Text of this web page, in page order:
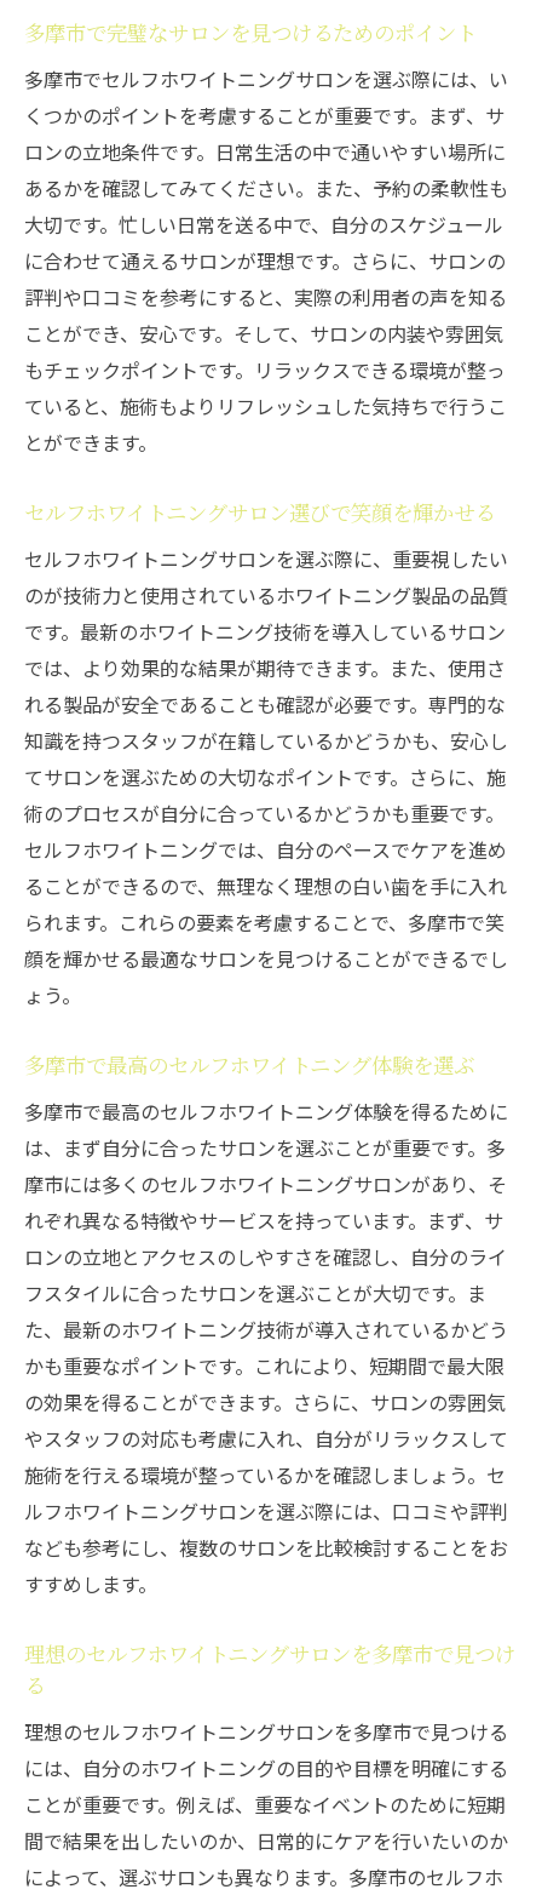
ルフホワイトニング
多摩市でセルフホワイトニングを選ぶ際の
ポイント
セルフホワイトニングを多摩市で選ぶ理由
とその価値
多摩市で完璧なサロンを見つけるためのポイント
多摩市でセルフホワイトニングサロンを選ぶ際には、い
くつかのポイントを考慮することが重要です。まず、サ
ロンの立地条件です。日常生活の中で通いやすい場所に
あるかを確認してみてください。また、予約の柔軟性も
大切です。忙しい日常を送る中で、自分のスケジュール
に合わせて通えるサロンが理想です。さらに、サロンの
評判や口コミを参考にすると、実際の利用者の声を知る
ことができ、安心です。そして、サロンの内装や雰囲気
もチェックポイントです。リラックスできる環境が整っ
ていると、施術もよりリフレッシュした気持ちで行うこ
とができます。
セルフホワイトニングサロン選びで笑顔を輝かせる
セルフホワイトニングサロンを選ぶ際に、重要視したい
のが技術力と使用されているホワイトニング製品の品質
です。最新のホワイトニング技術を導入しているサロン
では、より効果的な結果が期待できます。また、使用さ
れる製品が安全であることも確認が必要です。専門的な
知識を持つスタッフが在籍しているかどうかも、安心し
てサロンを選ぶための大切なポイントです。さらに、施
術のプロセスが自分に合っているかどうかも重要です。
セルフホワイトニングでは、自分のペースでケアを進め
ることができるので、無理なく理想の白い歯を手に入れ
られます。これらの要素を考慮することで、多摩市で笑
顔を輝かせる最適なサロンを見つけることができるでし
ょう。
多摩市で最高のセルフホワイトニング体験を選ぶ
多摩市で最高のセルフホワイトニング体験を得るために
は、まず自分に合ったサロンを選ぶことが重要です。多
摩市には多くのセルフホワイトニングサロンがあり、そ
れぞれ異なる特徴やサービスを持っています。まず、サ
ロンの立地とアクセスのしやすさを確認し、自分のライ
フスタイルに合ったサロンを選ぶことが大切です。ま
た、最新のホワイトニング技術が導入されているかどう
かも重要なポイントです。これにより、短期間で最大限
の効果を得ることができます。さらに、サロンの雰囲気
やスタッフの対応も考慮に入れ、自分がリラックスして
施術を行える環境が整っているかを確認しましょう。セ
ルフホワイトニングサロンを選ぶ際には、口コミや評判
なども参考にし、複数のサロンを比較検討することをお
すすめします。
理想のセルフホワイトニングサロンを多摩市で見つけ
る
理想のセルフホワイトニングサロンを多摩市で見つける
には、自分のホワイトニングの目的や目標を明確にする
ことが重要です。例えば、重要なイベントのために短期
間で結果を出したいのか、日常的にケアを行いたいのか
によって、選ぶサロンも異なります。多摩市のセルフホ